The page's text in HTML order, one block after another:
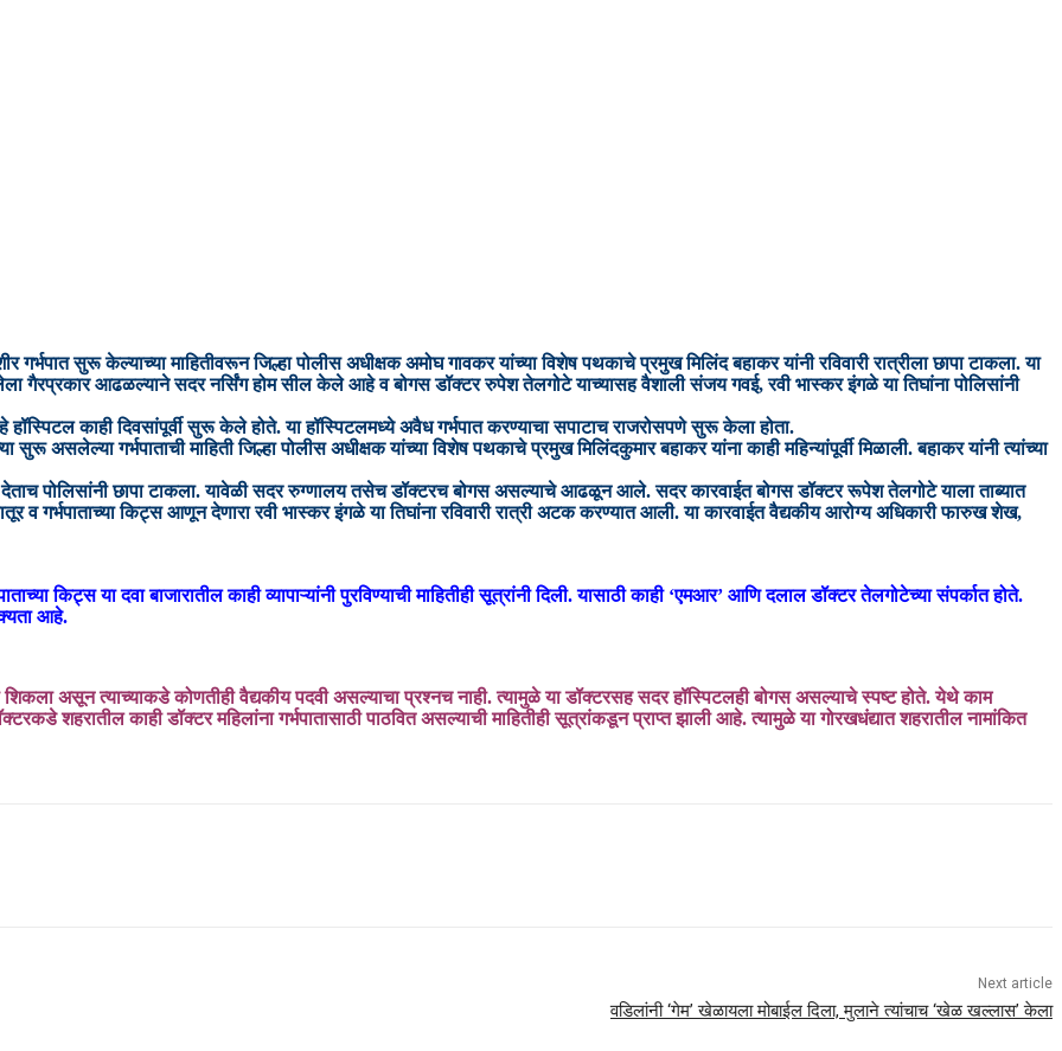
गर्भपात सुरू केल्याच्या माहितीवरून जिल्हा पोलीस अधीक्षक अमोघ गावकर यांच्या विशेष पथकाचे प्रमुख मिलिंद बहाकर यांनी रविवारी रात्रीला छापा टाकला. या
गैरप्रकार आढळल्याने सदर नर्सिंग होम सील केले आहे व बोगस डॉक्टर रुपेश तेलगोटे याच्यासह वैशाली संजय गवई, रवी भास्कर इंगळे या तिघांना पोलिसांनी
काही दिवसांपूर्वी सुरू केले होते. या हॉस्पिटलमध्ये अवैध गर्भपात करण्याचा सपाटाच राजरोसपणे सुरू केला होता.
गर्भपाताची माहिती जिल्हा पोलीस अधीक्षक यांच्या विशेष पथकाचे प्रमुख मिलिंदकुमार बहाकर यांना काही महिन्यांपूर्वी मिळाली. बहाकर यांनी त्यांच्या
देताच पोलिसांनी छापा टाकला. यावेळी सदर रुग्णालय तसेच डॉक्टरच बोगस असल्याचे आढळून आले. सदर कारवाईत बोगस डॉक्टर रूपेश तेलगोटे याला ताब्यात
व गर्भपाताच्या किट्स आणून देणारा रवी भास्कर इंगळे या तिघांना रविवारी रात्री अटक करण्यात आली. या कारवाईत वैद्यकीय आरोग्य अधिकारी फारुख शेख,
किट्स या दवा बाजारातील काही व्यापाऱ्यांनी पुरविण्याची माहितीही सूत्रांनी दिली. यासाठी काही ‘एमआर’ आणि दलाल डॉक्टर तेलगोटेच्या संपर्कात होते.
आहे.
असून त्याच्याकडे कोणतीही वैद्यकीय पदवी असल्याचा प्रश्नच नाही. त्यामुळे या डॉक्टरसह सदर हॉस्पिटलही बोगस असल्याचे स्पष्ट होते. येथे काम
शहरातील काही डॉक्टर महिलांना गर्भपातासाठी पाठवित असल्याची माहितीही सूत्रांकडून प्राप्त झाली आहे. त्यामुळे या गोरखधंद्यात शहरातील नामांकित
Next article
वडिलांनी ‘गेम’ खेळायला मोबाईल दिला, मुलाने त्यांचाच ‘खेळ खल्लास’ केला